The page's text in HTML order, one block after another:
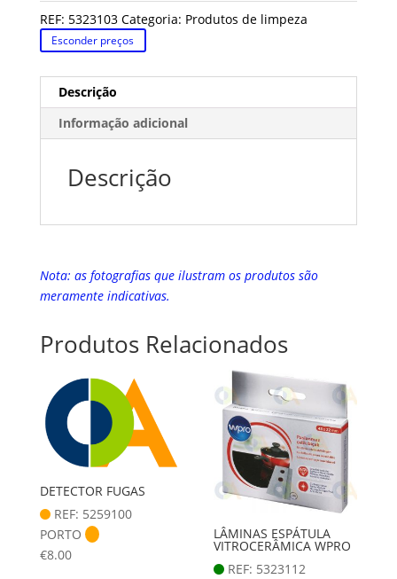
REF: 5323103 Categoria: Produtos de limpeza
Esconder preços
Descrição
Informação adicional
Descrição
Nota: as fotografias que ilustram os produtos são
meramente indicativas.
Produtos Relacionados
DETECTOR FUGAS
REF: 5259100
PORTO
€8.00
LÂMINAS ESPÁTULA
VITROCERÂMICA WPRO
REF: 5323112